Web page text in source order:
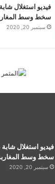
فيديو استغلال
سخط وسط
سبتمبر 20, 2020
فيديو استغلال
سخط وسط
سبتمبر 20, 2020